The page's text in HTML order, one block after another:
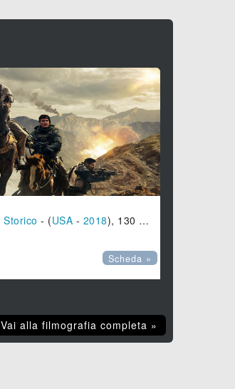
Storico - (USA - 2018), 130 min.
Scheda »
Vai alla filmografia completa »